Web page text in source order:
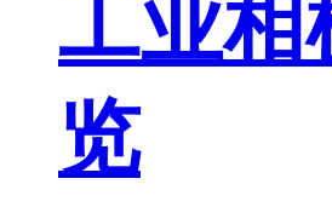
工业相
览